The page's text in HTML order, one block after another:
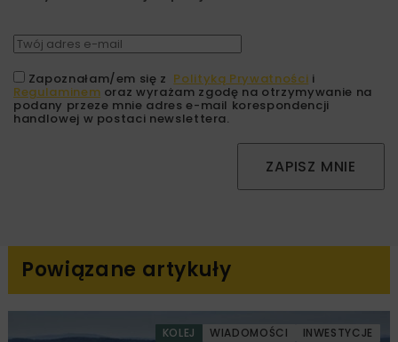
Zapoznałam/em się z Polityką Prywatności i
Regulaminem oraz wyrażam zgodę na otrzymywanie na
podany przeze mnie adres e-mail korespondencji
handlowej w postaci newslettera.
ZAPISZ MNIE
Powiązane artykuły
KOLEJ WIADOMOŚCI INWESTYCJE